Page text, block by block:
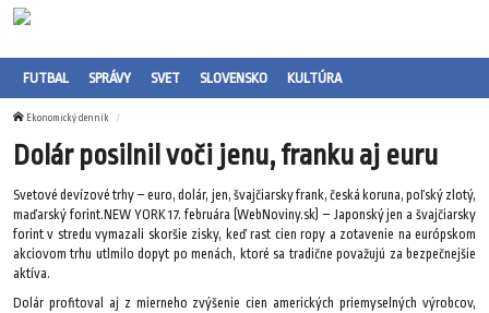
FUTBAL SPRÁVY SVET SLOVENSKO KULTÚRA
Ekonomický denník
Dolár posilnil voči jenu, franku aj euru
Svetové devízové trhy – euro, dolár, jen, švajčiarsky frank, česká koruna, poľský zlotý,
maďarský forint.NEW YORK 17. februára (WebNoviny.sk) – Japonský jen a švajčiarsky
forint v stredu vymazali skoršie zisky, keď rast cien ropy a zotavenie na európskom
akciovom trhu utlmilo dopyt po menách, ktoré sa tradične považujú za bezpečnejšie
aktíva.
Dolár profitoval aj z mierneho zvýšenie cien amerických priemyselných výrobcov,